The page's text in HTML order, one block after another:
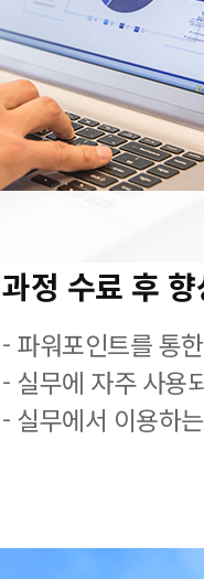
과정 수료 후
- 파워포인트를 통
- 실무에 자주 사용
- 실무에서 이용하